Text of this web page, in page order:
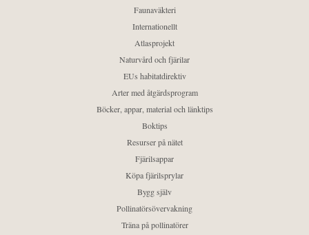
Faunaväkteri
Internationellt
Atlasprojekt
Naturvård och fjärilar
EUs habitatdirektiv
Arter med åtgärdsprogram
Böcker, appar, material och länktips
Boktips
Resurser på nätet
Fjärilsappar
Köpa fjärilsprylar
Bygg själv
Pollinatörsövervakning
Träna på pollinatörer